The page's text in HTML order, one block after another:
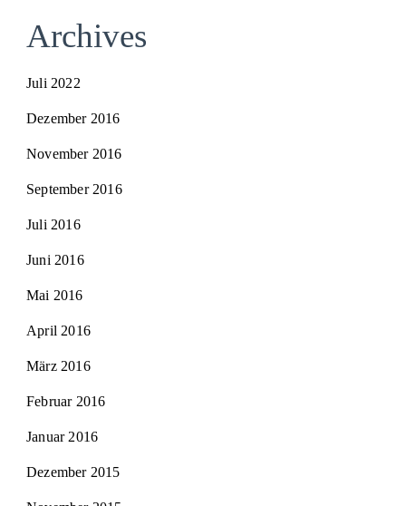
Archives
Juli 2022
Dezember 2016
November 2016
September 2016
Juli 2016
Juni 2016
Mai 2016
April 2016
März 2016
Februar 2016
Januar 2016
Dezember 2015